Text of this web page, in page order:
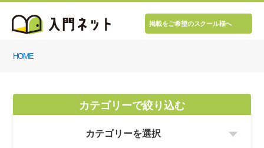
掲載をご希望のスクール様へ
HOME
カテゴリーで絞り込む